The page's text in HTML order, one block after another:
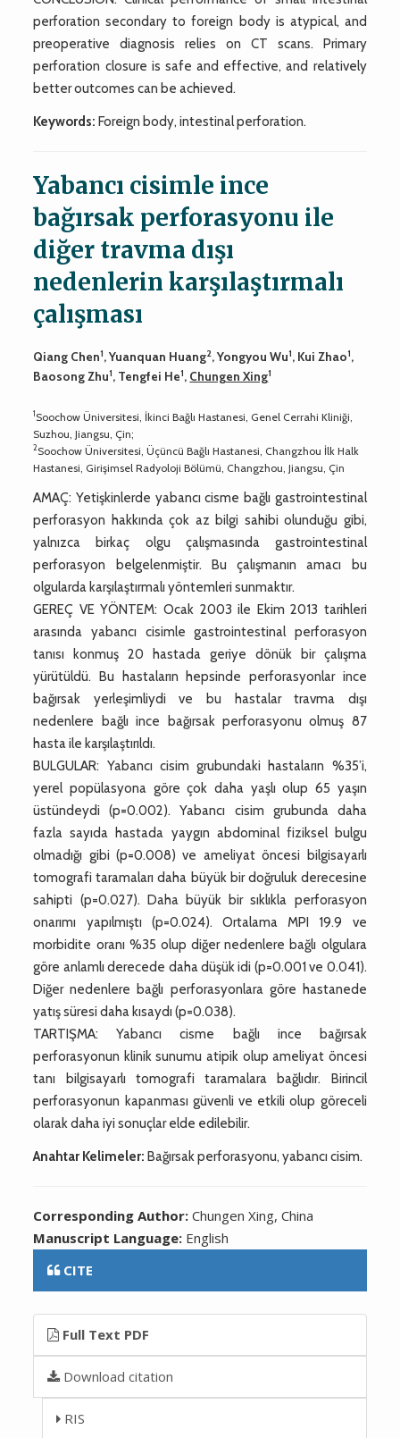
perforation secondary to foreign body is atypical, and
preoperative diagnosis relies on CT scans. Primary
perforation closure is safe and effective, and relatively
better outcomes can be achieved.
Keywords: Foreign body, intestinal perforation.
Yabancı cisimle ince
bağırsak perforasyonu ile
diğer travma dışı
nedenlerin karşılaştırmalı
çalışması
Qiang Chen1, Yuanquan Huang2, Yongyou Wu1, Kui Zhao1,
Baosong Zhu1, Tengfei He1, Chungen Xing1
1Soochow Üniversitesi, İkinci Bağlı Hastanesi, Genel Cerrahi Kliniği,
Suzhou, Jiangsu, Çin;
2Soochow Üniversitesi, Üçüncü Bağlı Hastanesi, Changzhou İlk Halk
Hastanesi, Girişimsel Radyoloji Bölümü, Changzhou, Jiangsu, Çin
AMAÇ: Yetişkinlerde yabancı cisme bağlı gastrointestinal
perforasyon hakkında çok az bilgi sahibi olunduğu gibi,
yalnızca birkaç olgu çalışmasında gastrointestinal
perforasyon belgelenmiştir. Bu çalışmanın amacı bu
olgularda karşılaştırmalı yöntemleri sunmaktır.
GEREÇ VE YÖNTEM: Ocak 2003 ile Ekim 2013 tarihleri
arasında yabancı cisimle gastrointestinal perforasyon
tanısı konmuş 20 hastada geriye dönük bir çalışma
yürütüldü. Bu hastaların hepsinde perforasyonlar ince
bağırsak yerleşimliydi ve bu hastalar travma dışı
nedenlere bağlı ince bağırsak perforasyonu olmuş 87
hasta ile karşılaştırıldı.
BULGULAR: Yabancı cisim grubundaki hastaların %35’i,
yerel popülasyona göre çok daha yaşlı olup 65 yaşın
üstündeydi (p=0.002). Yabancı cisim grubunda daha
fazla sayıda hastada yaygın abdominal fiziksel bulgu
olmadığı gibi (p=0.008) ve ameliyat öncesi bilgisayarlı
tomografi taramaları daha büyük bir doğruluk derecesine
sahipti (p=0.027). Daha büyük bir sıklıkla perforasyon
onarımı yapılmıştı (p=0.024). Ortalama MPI 19.9 ve
morbidite oranı %35 olup diğer nedenlere bağlı olgulara
göre anlamlı derecede daha düşük idi (p=0.001 ve 0.041).
Diğer nedenlere bağlı perforasyonlara göre hastanede
yatış süresi daha kısaydı (p=0.038).
TARTIŞMA: Yabancı cisme bağlı ince bağırsak
perforasyonun klinik sunumu atipik olup ameliyat öncesi
tanı bilgisayarlı tomografi taramalara bağlıdır. Birincil
perforasyonun kapanması güvenli ve etkili olup göreceli
olarak daha iyi sonuçlar elde edilebilir.
Anahtar Kelimeler: Bağırsak perforasyonu, yabancı cisim.
Corresponding Author:Chungen Xing, China
Manuscript Language: English
CITE
Full Text PDF
Download citation
RIS